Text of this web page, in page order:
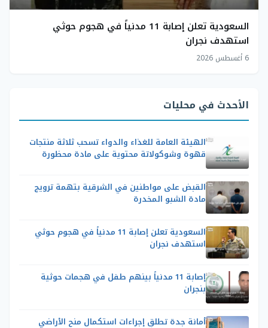
السعودية تعلن إصابة 11 مدنياً في هجوم حوثي
استهدف نجران
6 أغسطس 2026
الأحدث في محليات
الهيئة العامة للغذاء والدواء تسحب ثلاثة منتجات
قهوة وشوكولاتة محتوية على مادة محظورة
القبض على مواطنين في الشرقية بتهمة ترويج
مادة الشبو المخدرة
السعودية تعلن إصابة 11 مدنياً في هجوم حوثي
استهدف نجران
إصابة 11 مدنياً بينهم طفل في هجمات حوثية
بنجران
أمانة جدة تطلق إجراءات استكمال منح الأراضي